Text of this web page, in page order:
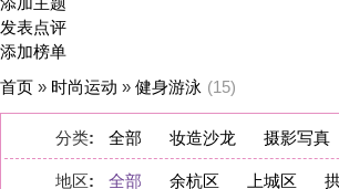
首页»时尚运动
分类
地区: 全部 余杭区 上城区
淳安县
桐庐县 建德市
显示:图文 图片 |数量:10 20 40 |排序:推荐度 点评数量